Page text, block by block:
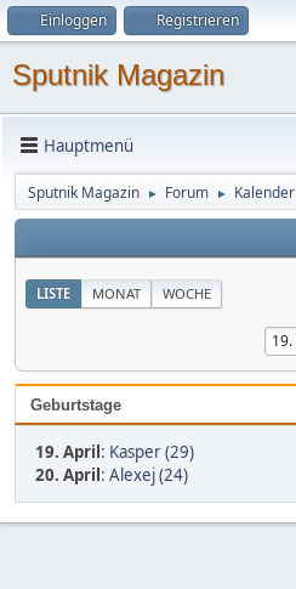
Einloggen Registrieren
Sputnik Magazin
Hauptmenü
Sputnik Magazin ► Forum ► Kalender
LISTE MONAT WOCHE
Geburtstage
19. April: Kasper (29)
20. April: Alexej (24)